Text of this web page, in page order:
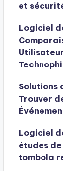
et
Logiciel
Solutions
Trouver
Logiciel
études
tombola